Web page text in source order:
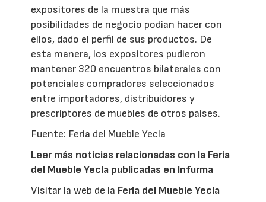
expositores de la muestra que más
posibilidades de negocio podían hacer con
ellos, dado el perfil de sus productos. De
esta manera, los expositores pudieron
mantener 320 encuentros bilaterales con
potenciales compradores seleccionados
entre importadores, distribuidores y
prescriptores de muebles de otros países.
Fuente: Feria del Mueble Yecla
Leer más noticias relacionadas con la Feria
del Mueble Yecla publicadas en Infurma
Visitar la web de la Feria del Mueble Yecla